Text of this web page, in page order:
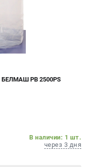
БЕЛМАШ PB 2500PS
В наличии: 1 шт.
через 3 дня